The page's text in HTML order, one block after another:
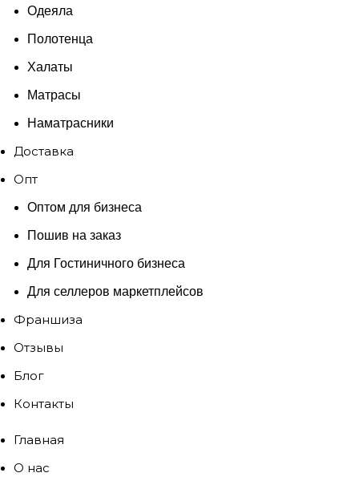
Одеяла
Полотенца
Халаты
Матрасы
Наматрасники
Доставка
Опт
Оптом для бизнеса
Пошив на заказ
Для Гостиничного бизнеса
Для селлеров маркетплейсов
Франшиза
Отзывы
Блог
Контакты
Главная
О нас